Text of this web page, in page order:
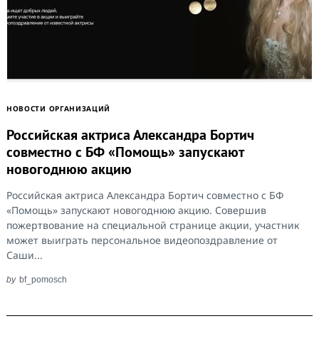
НОВОСТИ ОРГАНИЗАЦИЙ
Российская актриса Александра Бортич
совместно с БФ «Помощь» запускают
новогоднюю акцию
Российская актриса Александра Бортич совместно с БФ
«Помощь» запускают новогоднюю акцию. Совершив
пожертвование на специальной странице акции, участник
может выиграть персональное видеопоздравление от
Саши...
by bf_pomosch